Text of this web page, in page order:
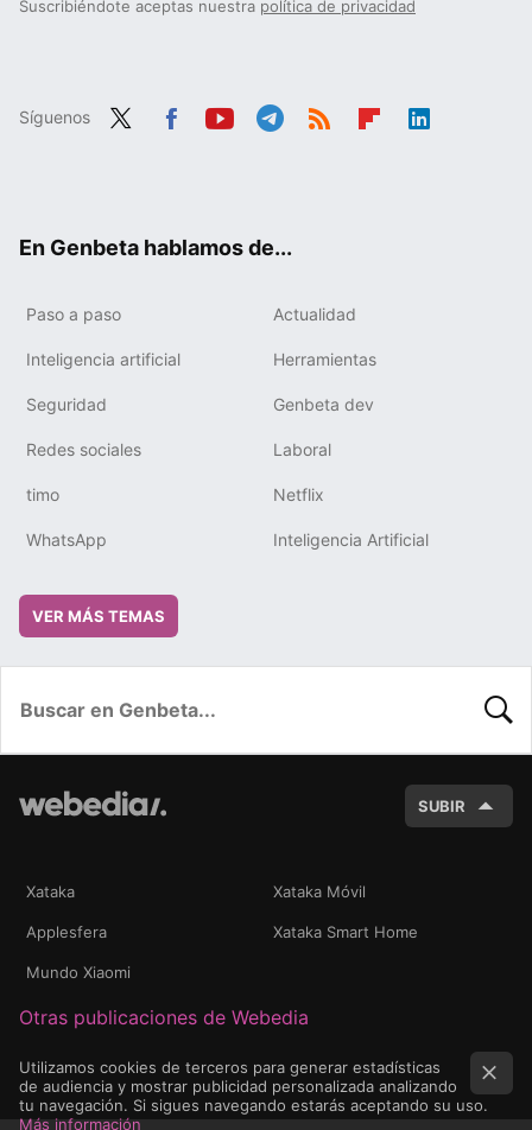
Suscribiéndote aceptas nuestra política de privacidad
Síguenos
En Genbeta hablamos de...
Paso a paso Actualidad
Inteligencia artificial Herramientas
Seguridad Genbeta dev
Redes sociales Laboral
timo Netflix
WhatsApp Inteligencia Artificial
VER MÁS TEMAS
SUBIR
Xataka Xataka Móvil
Applesfera Xataka Smart Home
Mundo Xiaomi
Otras publicaciones de Webedia
Utilizamos cookies de terceros para generar estadísticas
de audiencia y mostrar publicidad personalizada analizando
tu navegación. Si sigues navegando estarás aceptando su uso.
Más información